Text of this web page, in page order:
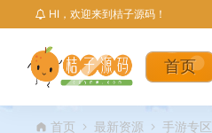
HI，欢迎来到桔子源码！
首页
首页 最新资源 手游专区